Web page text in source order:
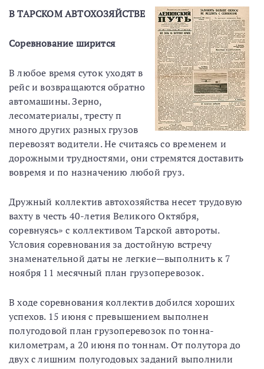
В ТАРСКОМ АВТОХОЗЯЙСТВЕ
Соревнование ширится
В любое время суток уходят в
рейс и возвращаются обратно
автомашины. Зерно,
лесоматериалы, тресту п
много других разных грузов
перевозят водители. Не считаясь со временем и
дорожными трудностями, они стремятся доставить
вовремя и по назначению любой груз.
Дружный коллектив автохозяйства несет трудовую
вахту в честь 40-летия Великого Октября,
соревнуясь» с коллективом Тарской автороты.
Условия соревнования за достойную встречу
знаменательной даты не легкие—выполнить к 7
ноября 11 месячный план грузоперевозок.
В ходе соревнования коллектив добился хороших
успехов. 15 июня с превышением выполнен
полугодовой план грузоперевозок по тонна-
километрам, а 20 июня по тоннам. От полутора до
двух с лишним полугодовых заданий выполнили